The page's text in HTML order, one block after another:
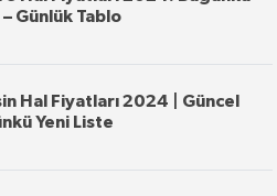
Günlük Tablo
Hal Fiyatları 2024 | Güncel
Yeni Liste